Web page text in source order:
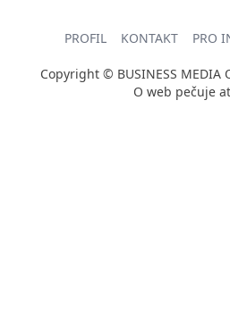
PROFIL KONTAKT PRO
Copyright © BUSINESS MEDIA